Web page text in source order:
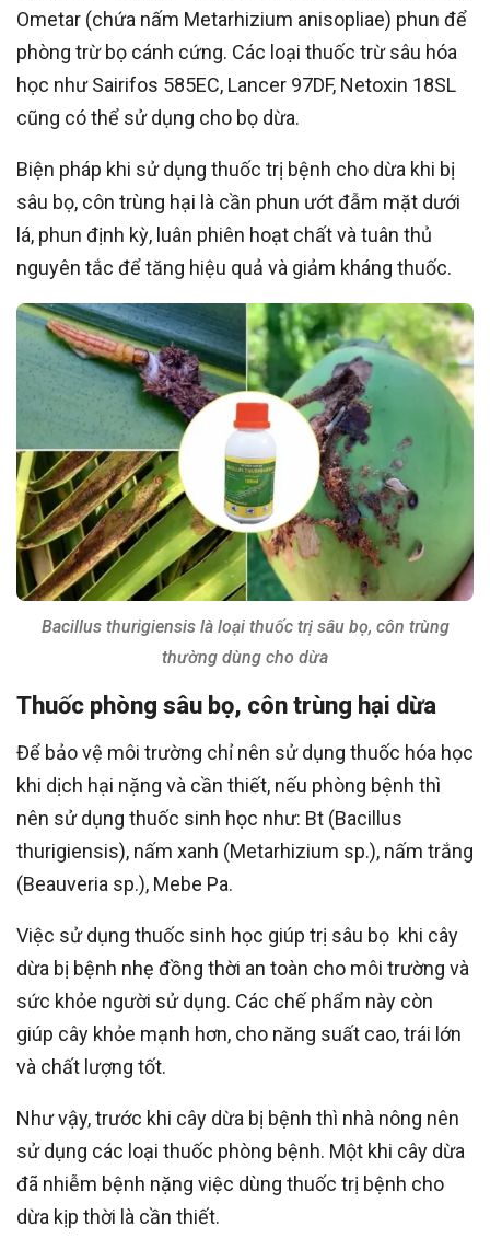
Ometar (chứa nấm Metarhizium anisopliae) phun để
phòng trừ bọ cánh cứng. Các loại thuốc trừ sâu hóa
học như Sairifos 585EC, Lancer 97DF, Netoxin 18SL
cũng có thể sử dụng cho bọ dừa.
Biện pháp khi sử dụng thuốc trị bệnh cho dừa khi bị
sâu bọ, côn trùng hại là cần phun ướt đẫm mặt dưới
lá, phun định kỳ, luân phiên hoạt chất và tuân thủ
nguyên tắc để tăng hiệu quả và giảm kháng thuốc.
Bacillus thurigiensis là loại thuốc trị sâu bọ, côn trùng
thường dùng cho dừa
Thuốc phòng sâu bọ, côn trùng hại dừa
Để bảo vệ môi trường chỉ nên sử dụng thuốc hóa học
khi dịch hại nặng và cần thiết, nếu phòng bệnh thì
nên sử dụng thuốc sinh học như: Bt (Bacillus
thurigiensis), nấm xanh (Metarhizium sp.), nấm trắng
(Beauveria sp.), Mebe Pa.
Việc sử dụng thuốc sinh học giúp trị sâu bọ khi cây
dừa bị bệnh nhẹ đồng thời an toàn cho môi trường và
sức khỏe người sử dụng. Các chế phẩm này còn
giúp cây khỏe mạnh hơn, cho năng suất cao, trái lớn
và chất lượng tốt.
Như vậy, trước khi cây dừa bị bệnh thì nhà nông nên
sử dụng các loại thuốc phòng bệnh. Một khi cây dừa
đã nhiễm bệnh nặng việc dùng thuốc trị bệnh cho
dừa kịp thời là cần thiết.